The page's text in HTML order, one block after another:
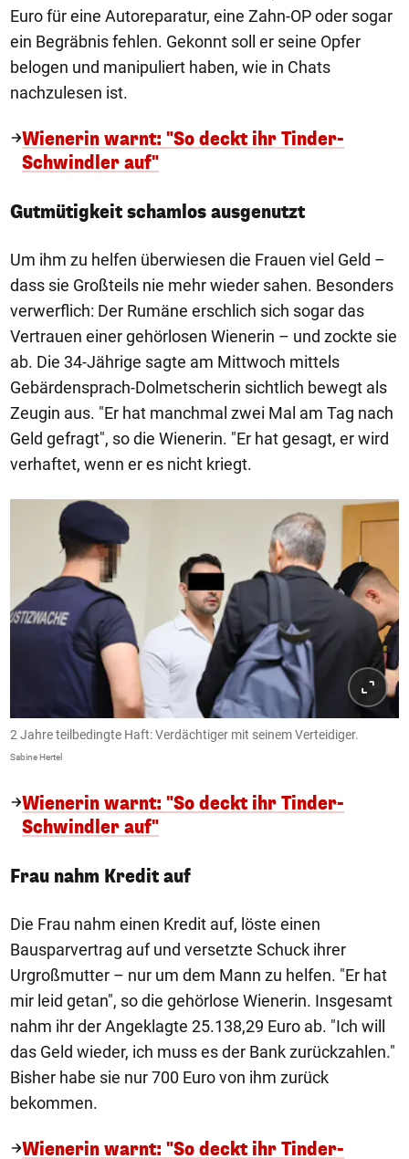
Euro für eine Autoreparatur, eine Zahn-OP oder sogar
ein Begräbnis fehlen. Gekonnt soll er seine Opfer
belogen und manipuliert haben, wie in Chats
nachzulesen ist.
Wienerin warnt: "So deckt ihr Tinder-
Schwindler auf"
Gutmütigkeit schamlos ausgenutzt
Um ihm zu helfen überwiesen die Frauen viel Geld –
dass sie Großteils nie mehr wieder sahen. Besonders
verwerflich: Der Rumäne erschlich sich sogar das
Vertrauen einer gehörlosen Wienerin – und zockte sie
ab. Die 34-Jährige sagte am Mittwoch mittels
Gebärdensprach-Dolmetscherin sichtlich bewegt als
Zeugin aus. "Er hat manchmal zwei Mal am Tag nach
Geld gefragt", so die Wienerin. "Er hat gesagt, er wird
verhaftet, wenn er es nicht kriegt.
2 Jahre teilbedingte Haft: Verdächtiger mit seinem Verteidiger.
Sabine Hertel
Wienerin warnt: "So deckt ihr Tinder-
Schwindler auf"
Frau nahm Kredit auf
Die Frau nahm einen Kredit auf, löste einen
Bausparvertrag auf und versetzte Schuck ihrer
Urgroßmutter – nur um dem Mann zu helfen. "Er hat
mir leid getan", so die gehörlose Wienerin. Insgesamt
nahm ihr der Angeklagte 25.138,29 Euro ab. "Ich will
das Geld wieder, ich muss es der Bank zurückzahlen."
Bisher habe sie nur 700 Euro von ihm zurück
bekommen.
Wienerin warnt: "So deckt ihr Tinder-